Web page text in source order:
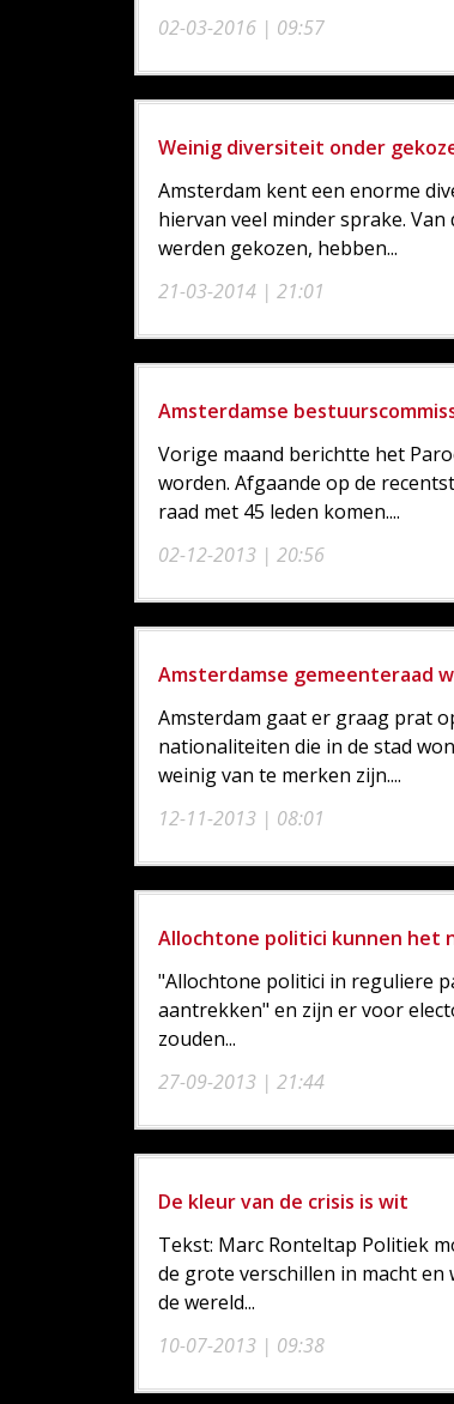
02-03-2016 | 09:57
Weinig diversiteit onder
21-03-2014 | 21:01
Amsterdam kent een enorme
hiervan veel minder sprake.
werden gekozen, hebben...
Amsterdamse
02-12-2013 | 20:56
Vorige maand berichtte het
worden. Afgaande op de
raad met 45 leden komen....
Amsterdamse gemeenteraad
12-11-2013 | 08:01
Amsterdam gaat er graag prat
nationaliteiten die in de stad
weinig van te merken zijn....
Allochtone politici kunnen het
27-09-2013 | 21:44
"Allochtone politici in reguliere
aantrekken" en zijn er voor
zouden...
De kleur van de crisis is wit
10-07-2013 | 09:38
Tekst: Marc Ronteltap Politiek
de grote verschillen in macht
de wereld...